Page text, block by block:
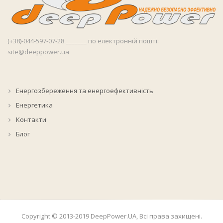
(+38)-044-597-07-28 _______ по електронній пошті:
site@deeppower.ua
Енергозбереження та енергоефективність
Енергетика
Контакти
Блог
Copyright © 2013-2019 DeepPower.UA, Всі права захищені.